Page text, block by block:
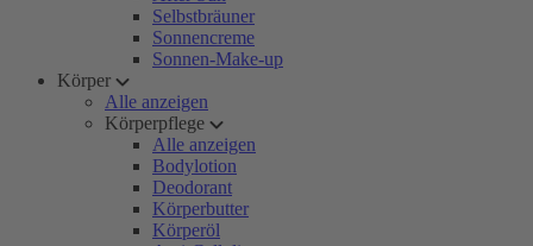
Selbstbräuner
Sonnencreme
Sonnen-Make-up
Körper
Alle anzeigen
Körperpflege
Alle anzeigen
Bodylotion
Deodorant
Körperbutter
Körperöl